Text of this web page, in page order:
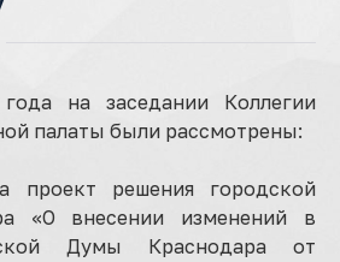
на заседании Коллегии
палаты были рассмотрены:
проект решения городской
«О внесении изменений в
Думы Краснодара от